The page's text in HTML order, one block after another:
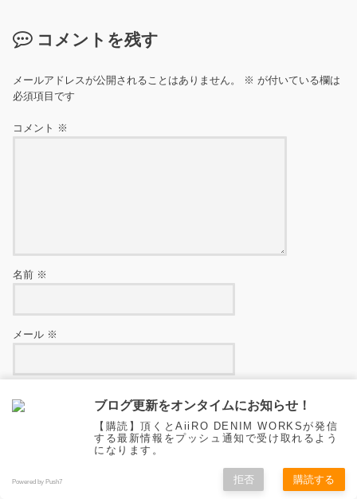
コメントを残す
メールアドレスが公開されることはありません。 ※ が付いている欄は
必須項目です
コメント ※
名前 ※
メール ※
はい、私をあなたのメーリングリストに追加してください。
新しいコメントをメールで通知
ブログ更新をオンタイムにお知らせ！
【購読】頂くとAiiRO DENIM WORKSが発信
する最新情報をプッシュ通知で受け取れるよう
になります。
Powered by Push7 拒否 購読する